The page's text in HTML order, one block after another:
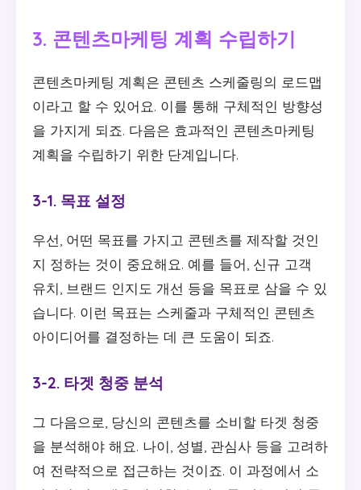
3. 콘텐츠마케팅 계획 수립하기
콘텐츠마케팅 계획은 콘텐츠 스케줄링의 로드맵
이라고 할 수 있어요. 이를 통해 구체적인 방향성
을 가지게 되죠. 다음은 효과적인 콘텐츠마케팅
계획을 수립하기 위한 단계입니다.
3-1. 목표 설정
우선, 어떤 목표를 가지고 콘텐츠를 제작할 것인
지 정하는 것이 중요해요. 예를 들어, 신규 고객
유치, 브랜드 인지도 개선 등을 목표로 삼을 수 있
습니다. 이런 목표는 스케줄과 구체적인 콘텐츠
아이디어를 결정하는 데 큰 도움이 되죠.
3-2. 타겟 청중 분석
그 다음으로, 당신의 콘텐츠를 소비할 타겟 청중
을 분석해야 해요. 나이, 성별, 관심사 등을 고려하
여 전략적으로 접근하는 것이죠. 이 과정에서 소